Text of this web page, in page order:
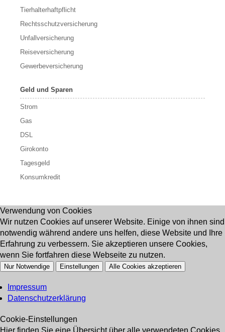
Tierhalterhaftpflicht
Rechtsschutzversicherung
Unfallversicherung
Reiseversicherung
Gewerbeversicherung
Geld und Sparen
Strom
Gas
DSL
Girokonto
Tagesgeld
Konsumkredit
Verwendung von Cookies
Wir nutzen Cookies auf unserer Website. Einige von ihnen sind
notwendig während andere uns helfen, diese Website und Ihre
Erfahrung zu verbessern. Sie akzeptieren unsere Cookies,
wenn Sie fortfahren diese Webseite zu nutzen.
Nur Notwendige Einstellungen Alle Cookies akzeptieren
Impressum
Datenschutzerklärung
Cookie-Einstellungen
Hier finden Sie eine Übersicht über alle verwendeten Cookies